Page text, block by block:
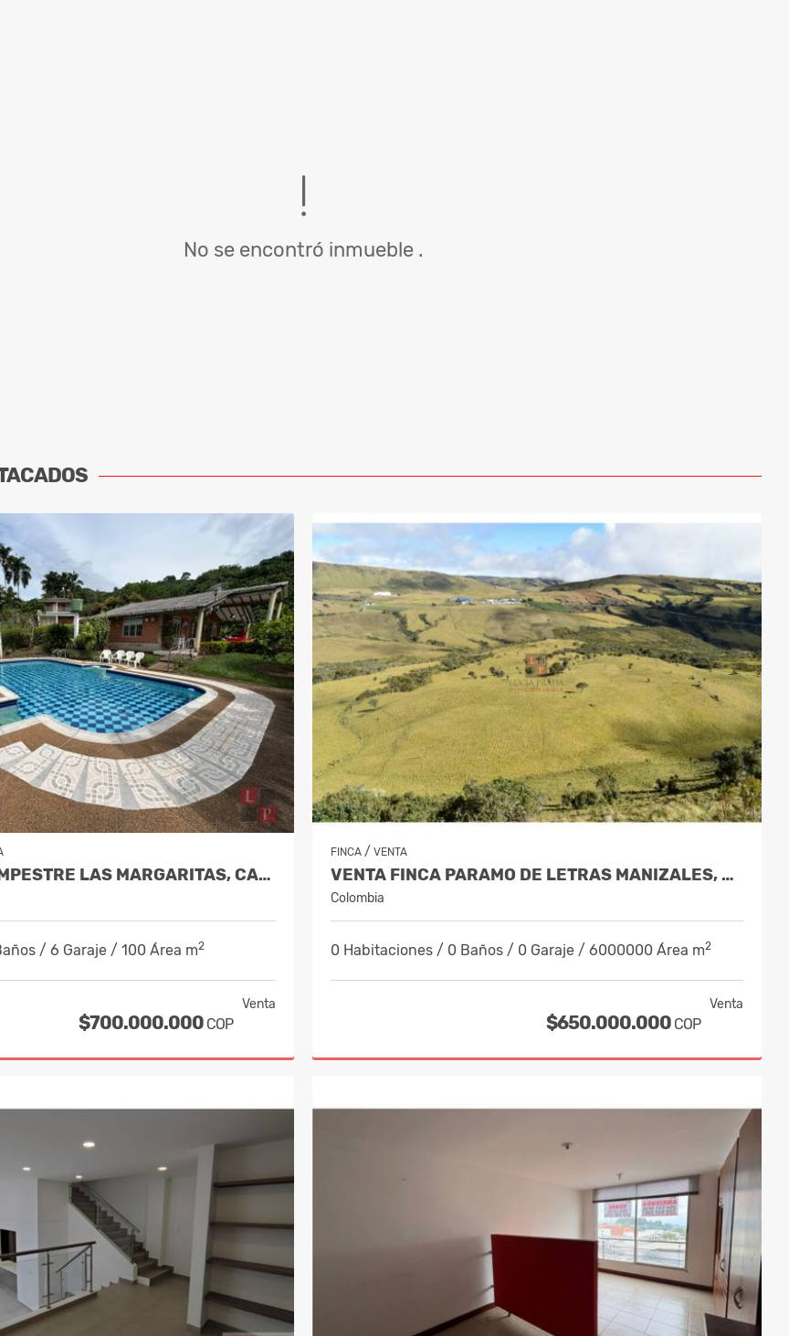
No se encontró inmueble .
VENTA CASA CAMPESTRE LAS MARGARITAS, CAMBÍA, RISARALDA COD 10238395
/ 6 Garaje / 100 Área m2
Venta
$700.000.000 COP
FINCA / VENTA
VENTA FINCA PARAMO DE LETRAS MANIZALES, COD 4209791
Colombia
0 Habitaciones / 0 Baños / 0 Garaje / 6000000 Área m2
Venta
$650.000.000 COP